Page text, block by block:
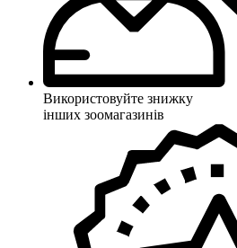
Використовуйте знижку
інших зоомагазинів